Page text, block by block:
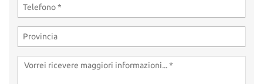
Cookie delle preferenze